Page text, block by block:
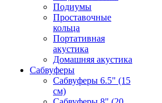
Подиумы
Проставочные
кольца
Портативная
акустика
Домашняя акустика
Сабвуферы
Сабвуферы 6.5" (15
см)